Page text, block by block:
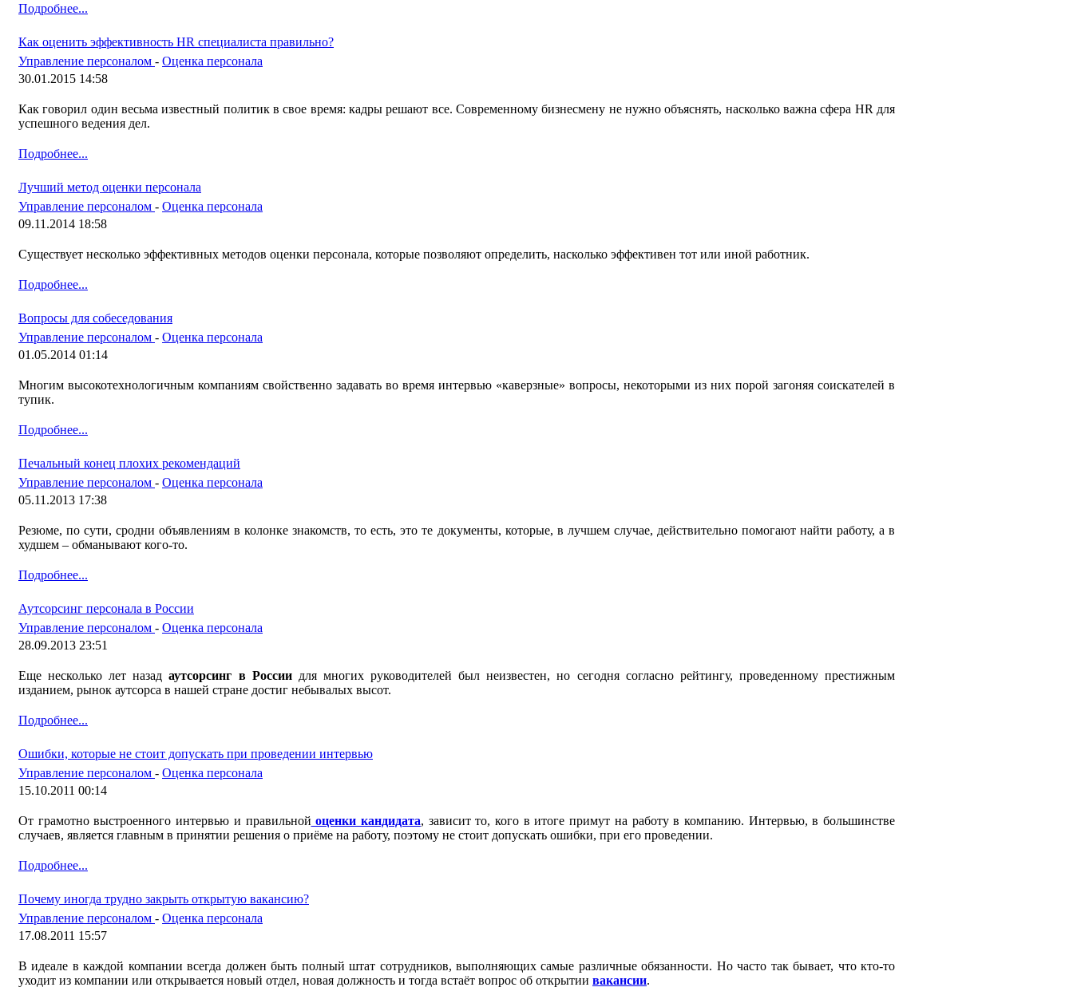
Подробнее...
Как оценить эффективность HR специалиста правильно?
Управление персоналом - Оценка персонала
30.01.2015 14:58
Как говорил один весьма известный политик в свое время: кадры решают все. Современному бизнесмену не нужно объяснять, насколько важна сфера HR для
успешного ведения дел.
Подробнее...
Лучший метод оценки персонала
Управление персоналом - Оценка персонала
09.11.2014 18:58
Существует несколько эффективных методов оценки персонала, которые позволяют определить, насколько эффективен тот или иной работник.
Подробнее...
Вопросы для собеседования
Управление персоналом - Оценка персонала
01.05.2014 01:14
Многим высокотехнологичным компаниям свойственно задавать во время интервью «каверзные» вопросы, некоторыми из них порой загоняя соискателей в
тупик.
Подробнее...
Печальный конец плохих рекомендаций
Управление персоналом - Оценка персонала
05.11.2013 17:38
Резюме, по сути, сродни объявлениям в колонке знакомств, то есть, это те документы, которые, в лучшем случае, действительно помогают найти работу, а в
худшем – обманывают кого-то.
Подробнее...
Аутсорсинг персонала в России
Управление персоналом - Оценка персонала
28.09.2013 23:51
Еще несколько лет назадаутсорсинг в Россиидля многих руководителей был неизвестен, но сегодня согласно рейтингу, проведенному престижным
изданием, рынок аутсорса в нашей стране достиг небывалых высот.
Подробнее...
Ошибки, которые не стоит допускать при проведении интервью
Управление персоналом - Оценка персонала
15.10.2011 00:14
От грамотно выстроенного интервью и правильной оценки кандидата, зависит то, кого в итоге примут на работу в компанию. Интервью, в большинстве
случаев, является главным в принятии решения о приёме на работу, поэтому не стоит допускать ошибки, при его проведении.
Подробнее...
Почему иногда трудно закрыть открытую вакансию?
Управление персоналом - Оценка персонала
17.08.2011 15:57
В идеале в каждой компании всегда должен быть полный штат сотрудников, выполняющих самые различные обязанности. Но часто так бывает, что кто-то
уходит из компании или открывается новый отдел, новая должность и тогда встаёт вопрос об открытии вакансии.